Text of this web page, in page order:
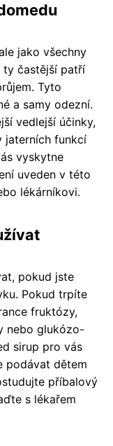
jako všechny
ty častější patří
Tyto
a samy odezní.
vedlejší účinky,
jaterních funkcí
vyskytne
uveden v této
lékárníkovi.
pokud jste
Pokud trpíte
fruktózy,
nebo glukózo-
sirup pro vás
podávat dětem
příbalový
s lékařem